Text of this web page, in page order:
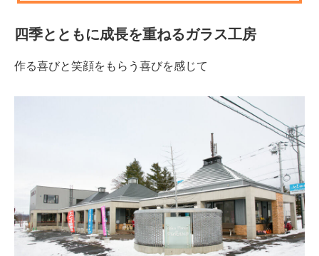
四季とともに成長を重ねるガラス工房
作る喜びと笑顔をもらう喜びを感じて